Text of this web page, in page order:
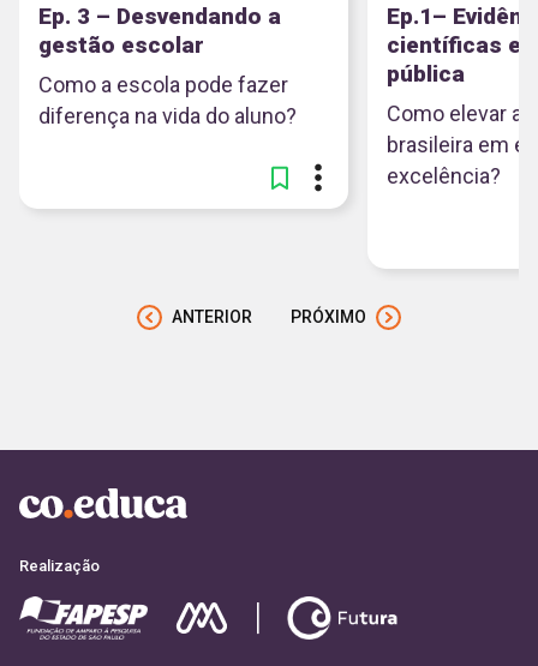
Ep. 3 – Desvendando a
gestão escolar
Como a escola pode fazer
diferença na vida do aluno?
Ep.1–
científicas e
pública
Como elevar a
brasileira em
excelência?
ANTERIOR PRÓXIMO
Realização